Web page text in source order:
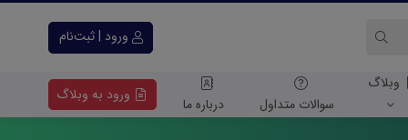
ورود | ثبت‌نام
وبلاگ
سوالات متداول درباره ما
ورود به وبلاگ